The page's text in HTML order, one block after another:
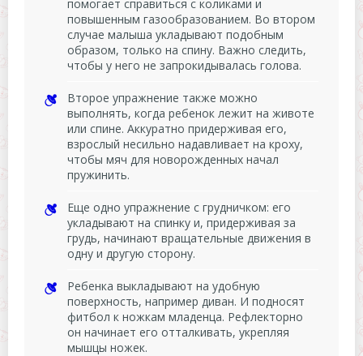
помогает справиться с коликами и
повышенным газообразованием. Во втором
случае малыша укладывают подобным
образом, только на спину. Важно следить,
чтобы у него не запрокидывалась голова.
Второе упражнение также можно
выполнять, когда ребенок лежит на животе
или спине. Аккуратно придерживая его,
взрослый несильно надавливает на кроху,
чтобы мяч для новорожденных начал
пружинить.
Еще одно упражнение с грудничком: его
укладывают на спинку и, придерживая за
грудь, начинают вращательные движения в
одну и другую сторону.
Ребенка выкладывают на удобную
поверхность, например диван. И подносят
фитбол к ножкам младенца. Рефлекторно
он начинает его отталкивать, укрепляя
мышцы ножек.